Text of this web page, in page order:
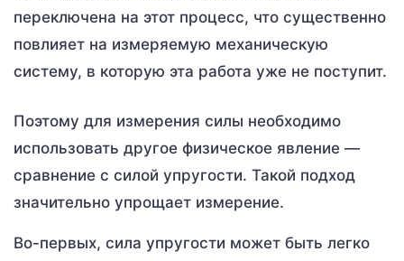
переключена на этот процесс, что существенно
повлияет на измеряемую механическую
систему, в которую эта работа уже не поступит.
Поэтому для измерения силы необходимо
использовать другое физическое явление —
сравнение с силой упругости. Такой подход
значительно упрощает измерение.
Во-первых, сила упругости может быть легко